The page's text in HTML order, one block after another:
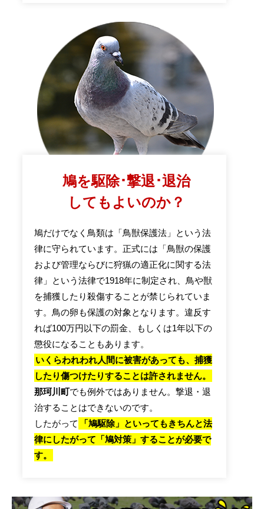
鳩を駆除･撃退･退治
してもよいのか？
鳩だけでなく鳥類は「鳥獣保護法」という法
律に守られています。正式には「鳥獣の保護
および管理ならびに狩猟の適正化に関する法
律」という法律で1918年に制定され、鳥や獣
を捕獲したり殺傷することが禁じられていま
す。鳥の卵も保護の対象となります。違反す
れば100万円以下の罰金、もしくは1年以下の
懲役になることもあります。
いくらわれわれ人間に被害があっても、捕獲
したり傷つけたりすることは許されません。
那珂川町でも例外ではありません。撃退・退
治することはできないのです。
したがって
「鳩駆除」といってもきちんと法
律にしたがって「鳩対策」することが必要で
す。